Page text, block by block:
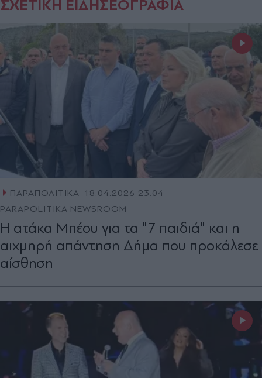
ΣΧΕΤΙΚΗ ΕΙΔΗΣΕΟΓΡΑΦΙΑ
ΠΑΡΑΠΟΛΙΤΙΚΑ
18.04.2026 23:04
PARAPOLITIKA NEWSROOM
Η ατάκα Μπέου για τα "7 παιδιά" και η
αιχμηρή απάντηση Δήμα που προκάλεσε
αίσθηση